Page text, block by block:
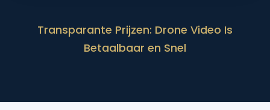
Transparante Prijzen: Drone Video Is
Betaalbaar en Snel